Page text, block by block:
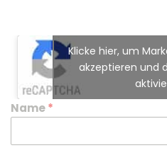
Klicke hier, um
akzeptieren und
Name*